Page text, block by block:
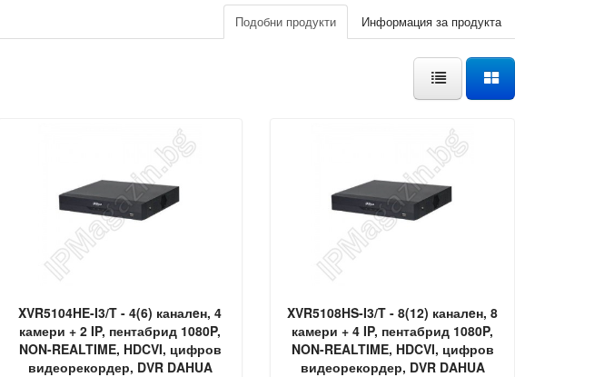
Информация за продукта
Подобни продукти
XVR5104HE-I3/T - 4(6) каналeн, 4
камери + 2 IP, пентабрид 1080P,
NON-REALTIME, HDCVI, цифров
видеорекордер, DVR DAHUA
XVR5108HS-I3/T - 8(12) каналeн, 8
камери + 4 IP, пентабрид 1080P,
NON-REALTIME, HDCVI, цифров
видеорекордер, DVR DAHUA